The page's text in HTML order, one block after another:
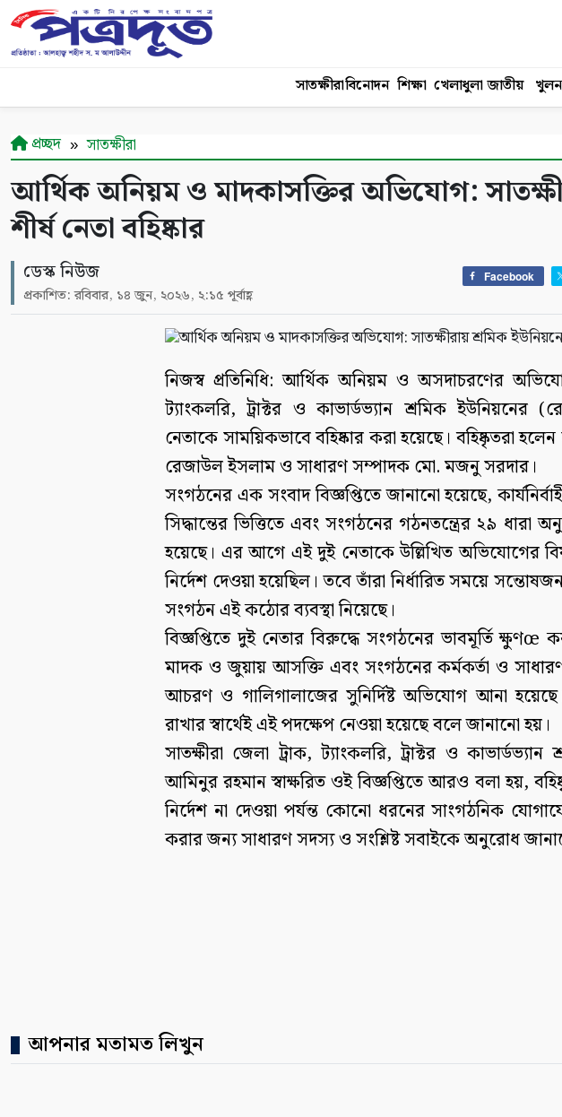
সাতক্ষীরাবিনোদন শিক্ষা খেলাধুলা জাতীয়
প্রচ্ছদ সাতক্ষীরা
আর্থিক অনিয়ম ও মাদকাসক্তির অভিযোগ:
শীর্ষ নেতা বহিষ্কার
ডেস্ক নিউজ
প্রকাশিত: রবিবার, ১৪ জুন, ২০২৬, ২:১৫ পূর্বাহ্ণ
Facebook
নিজস্ব প্রতিনিধি: আর্থিক অনিয়ম ও অসদাচরণের
ট্যাংকলরি, ট্রাক্টর ও কাভার্ডভ্যান শ্রমিক ইউনিয়নের
নেতাকে সাময়িকভাবে বহিষ্কার করা হয়েছে। বহিষ্কৃতরা
রেজাউল ইসলাম ও সাধারণ সম্পাদক মো. মজনু সরদার।
সংগঠনের এক সংবাদ বিজ্ঞপ্তিতে জানানো হয়েছে,
সিদ্ধান্তের ভিত্তিতে এবং সংগঠনের গঠনতন্ত্রের ২৯ ধারা
হয়েছে। এর আগে এই দুই নেতাকে উল্লিখিত অভিযোগের
নির্দেশ দেওয়া হয়েছিল। তবে তাঁরা নির্ধারিত সময়ে
সংগঠন এই কঠোর ব্যবস্থা নিয়েছে।
বিজ্ঞপ্তিতে দুই নেতার বিরুদ্ধে সংগঠনের ভাবমূর্তি
মাদক ও জুয়ায় আসক্তি এবং সংগঠনের কর্মকর্তা ও
আচরণ ও গালিগালাজের সুনির্দিষ্ট অভিযোগ আনা
রাখার স্বার্থেই এই পদক্ষেপ নেওয়া হয়েছে বলে জানানো হয়।
সাতক্ষীরা জেলা ট্রাক, ট্যাংকলরি, ট্রাক্টর ও
আমিনুর রহমান স্বাক্ষরিত ওই বিজ্ঞপ্তিতে আরও বলা হয়,
নির্দেশ না দেওয়া পর্যন্ত কোনো ধরনের সাংগঠনিক
করার জন্য সাধারণ সদস্য ও সংশ্লিষ্ট সবাইকে অনুরোধ
আপনার মতামত লিখুন